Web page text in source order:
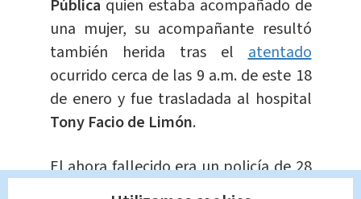
Pública quien estaba acompañado de
una mujer, su acompañante resultó
también herida tras elatentado
ocurrido cerca de las 9 a.m. de este 18
de enero y fue trasladada al hospital
Tony Facio de Limón.
El ahora fallecido era un policía de 28
años, de apellido Rojas, quien fue